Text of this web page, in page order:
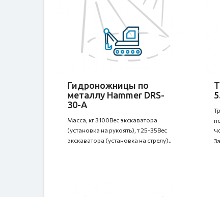
Гидроножницы по
металлу Hammer DRS-
30-A
Масса, кг 3100Вес экскаватора
(установка на рукоять), т 25-35Вес
экскаватора (установка на стрелу)..